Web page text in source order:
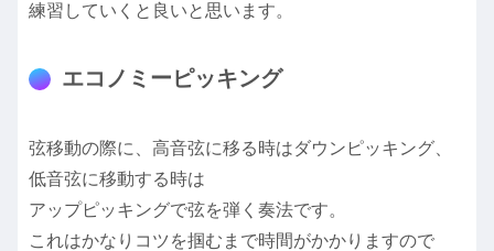
練習していくと良いと思います。
エコノミーピッキング
弦移動の際に、高音弦に移る時はダウンピッキング、
低音弦に移動する時は
アップピッキングで弦を弾く奏法です。
これはかなりコツを掴むまで時間がかかりますので